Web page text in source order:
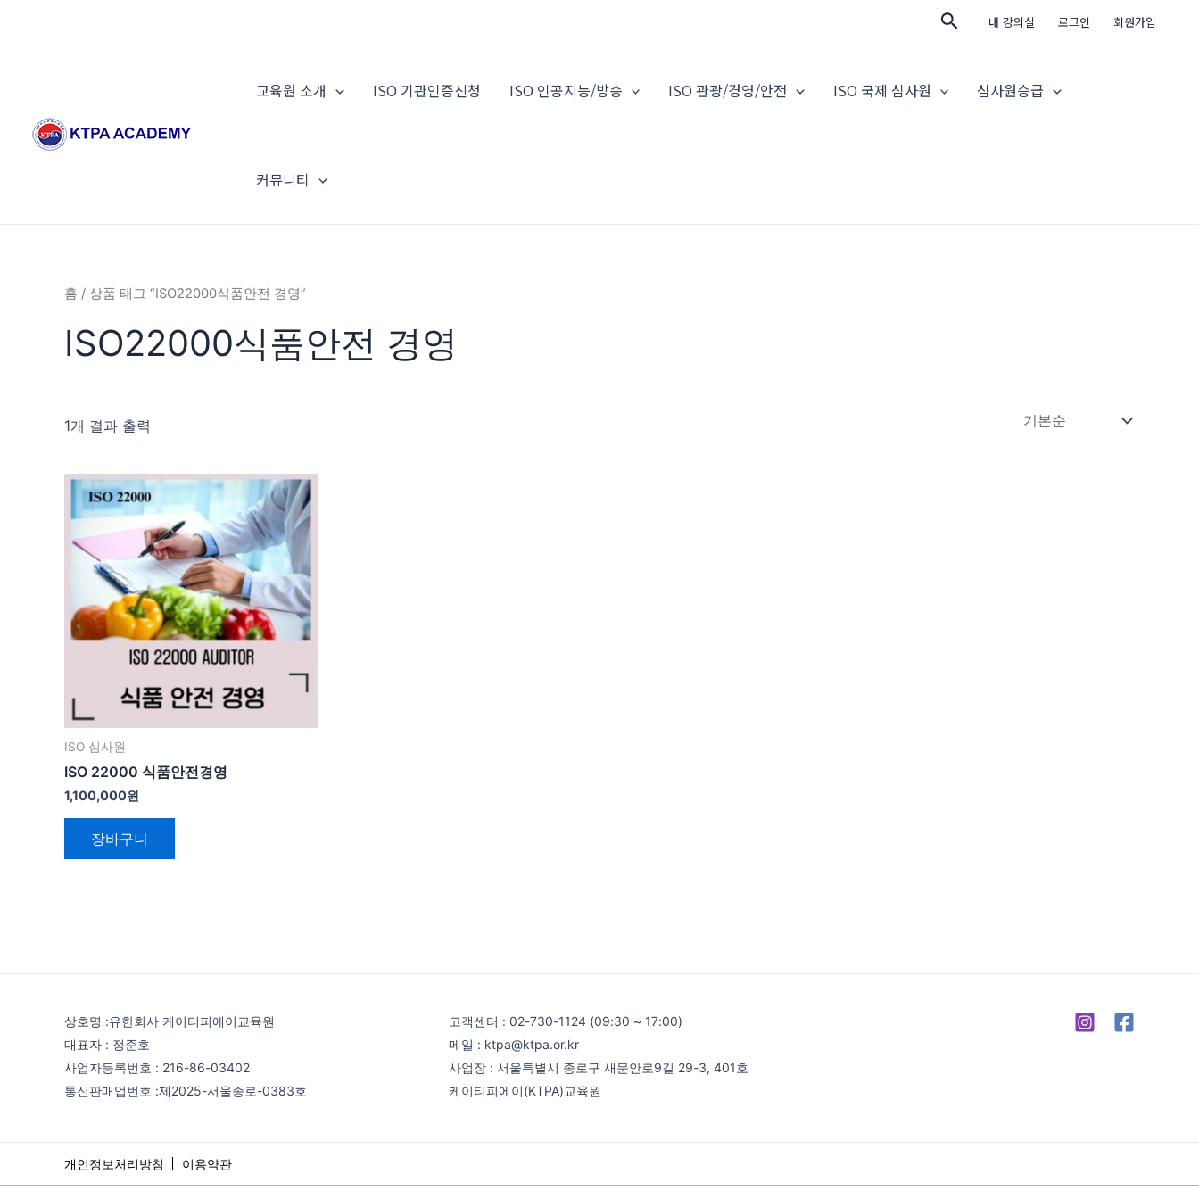
검
내 강의실 로그인 회원가입
교육원 소개 ISO 기관인증신청 ISO 인공지능/방송 ISO 관광/경영/안전 ISO 국제 심사원 심사원승급
커뮤니티
홈 / 상품 태그 “ISO22000식품안전 경영”
ISO22000식품안전 경영
1개 결과 출력
ISO 심사원
ISO 22000 식품안전경영
1,100,000원
장바구니
상호명 :유한회사 케이티피에이교육원
대표자 : 정준호
사업자등록번호 : 216-86-03402
통신판매업번호 :제2025-서울종로-0383호
고객센터 : 02-730-1124 (09:30 ~ 17:00)
메일 : ktpa@ktpa.or.kr
사업장 : 서울특별시 종로구 새문안로9길 29-3, 401호
케이티피에이(KTPA)교육원
개인정보처리방침 이용약관